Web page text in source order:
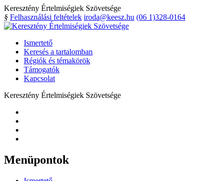
Keresztény Értelmiségiek Szövetsége
§ Felhasználási feltételek iroda@keesz.hu (06 1)328-0164
Ismertető
Keresés a tartalomban
Régiók és témakörök
Támogatók
Kapcsolat
Keresztény Értelmiségiek Szövetsége
Menüpontok